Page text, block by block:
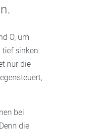
O, um
tief sinken.
nur die
bei
die